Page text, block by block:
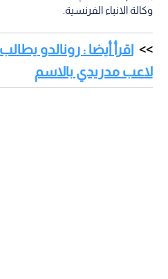
وكالة الانباء الفرنسية.
اقرأ أيضا : رونالدو
لاعب مدريدي بالاسم